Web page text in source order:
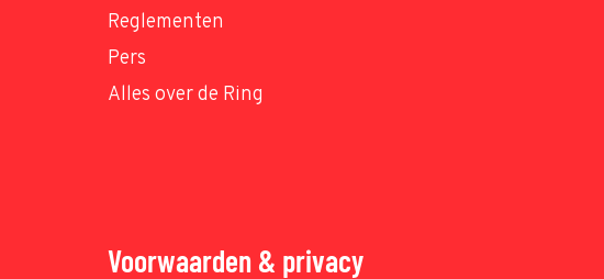
Reglementen
Pers
Alles over de Ring
Voorwaarden & privacy